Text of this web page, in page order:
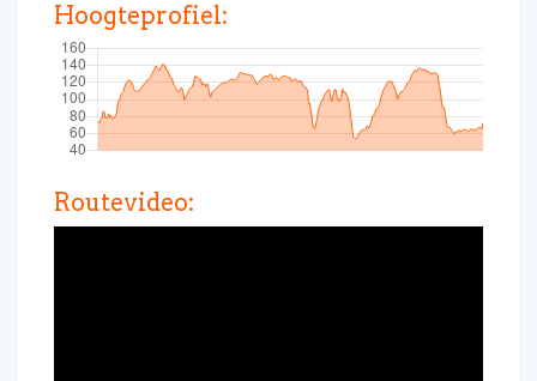
Hoogteprofiel:
Routevideo: